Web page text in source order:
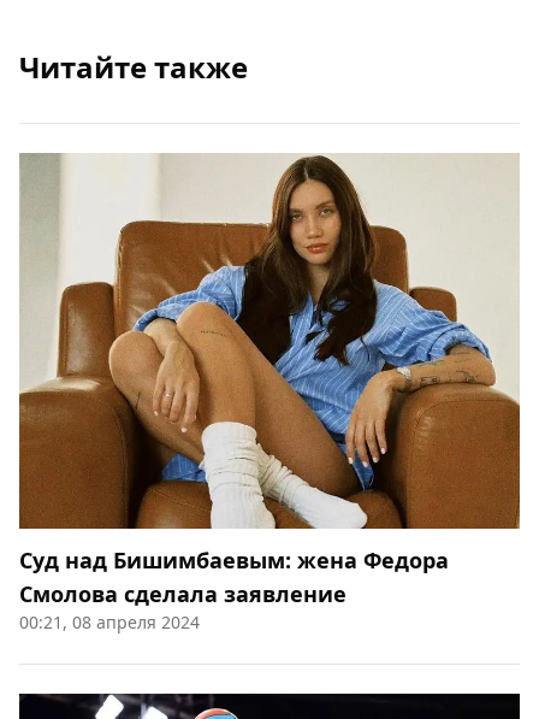
Читайте также
Суд над Бишимбаевым: жена Федора
Смолова сделала заявление
00:21, 08 апреля 2024